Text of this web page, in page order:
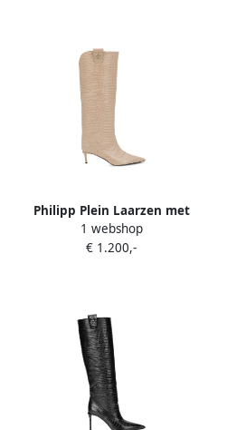
Philipp Plein Laarzen met
krokodillenprint en logo
Beige
1 webshop
€ 1.200,-